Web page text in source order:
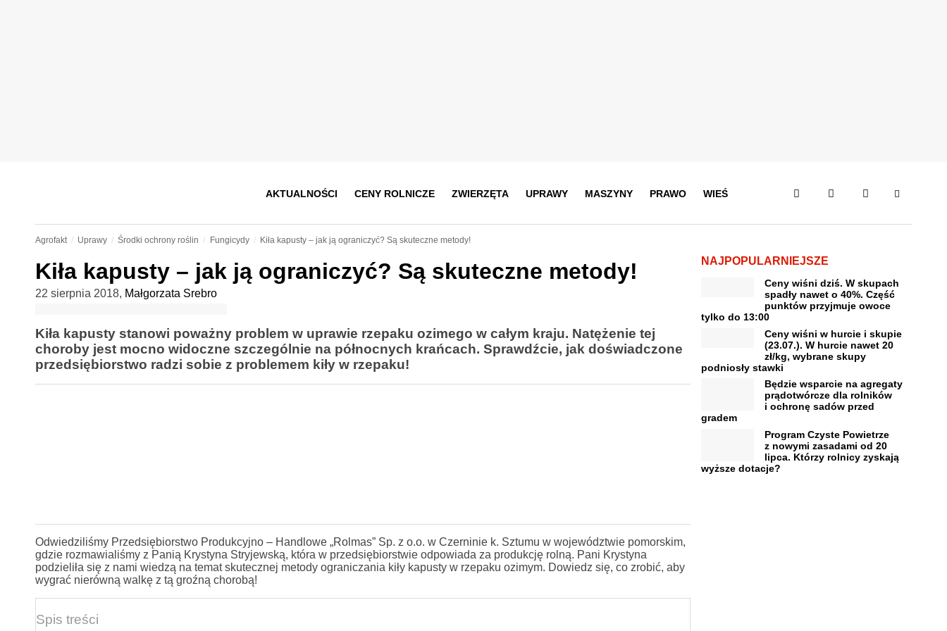
AKTUALNOŚCI CENY ROLNICZE ZWIERZĘTA UPRAWY MASZYNY PRAWO WIEŚ
Agrofakt Uprawy Środki ochrony roślin Fungicydy Kiła kapusty – jak ją ograniczyć? Są skuteczne metody!
Kiła kapusty – jak ją ograniczyć? Są skuteczne metody!
22 sierpnia 2018, Małgorzata Srebro
Kiła kapusty stanowi poważny problem w uprawie rzepaku ozimego w całym kraju. Natężenie tej
choroby jest mocno widoczne szczególnie na północnych krańcach. Sprawdźcie, jak doświadczone
przedsiębiorstwo radzi sobie z problemem kiły w rzepaku!
Odwiedziliśmy Przedsiębiorstwo Produkcyjno – Handlowe „Rolmas” Sp. z o.o. w Czerninie k. Sztumu w województwie pomorskim,
gdzie rozmawialiśmy z Panią Krystyna Stryjewską, która w przedsiębiorstwie odpowiada za produkcję rolną. Pani Krystyna
podzieliła się z nami wiedzą na temat skutecznej metody ograniczania kiły kapusty w rzepaku ozimym. Dowiedz się, co zrobić, aby
wygrać nierówną walkę z tą groźną chorobą!
Spis treści
NAJPOPULARNIEJSZE
Ceny wiśni dziś. W skupach
spadły nawet o 40%. Część
punktów przyjmuje owoce
tylko do 13:00
Ceny wiśni w hurcie i skupie
(23.07.). W hurcie nawet 20
zł/kg, wybrane skupy
podniosły stawki
Będzie wsparcie na agregaty
prądotwórcze dla rolników
i ochronę sadów przed
gradem
Program Czyste Powietrze
z nowymi zasadami od 20
lipca. Którzy rolnicy zyskają
wyższe dotacje?